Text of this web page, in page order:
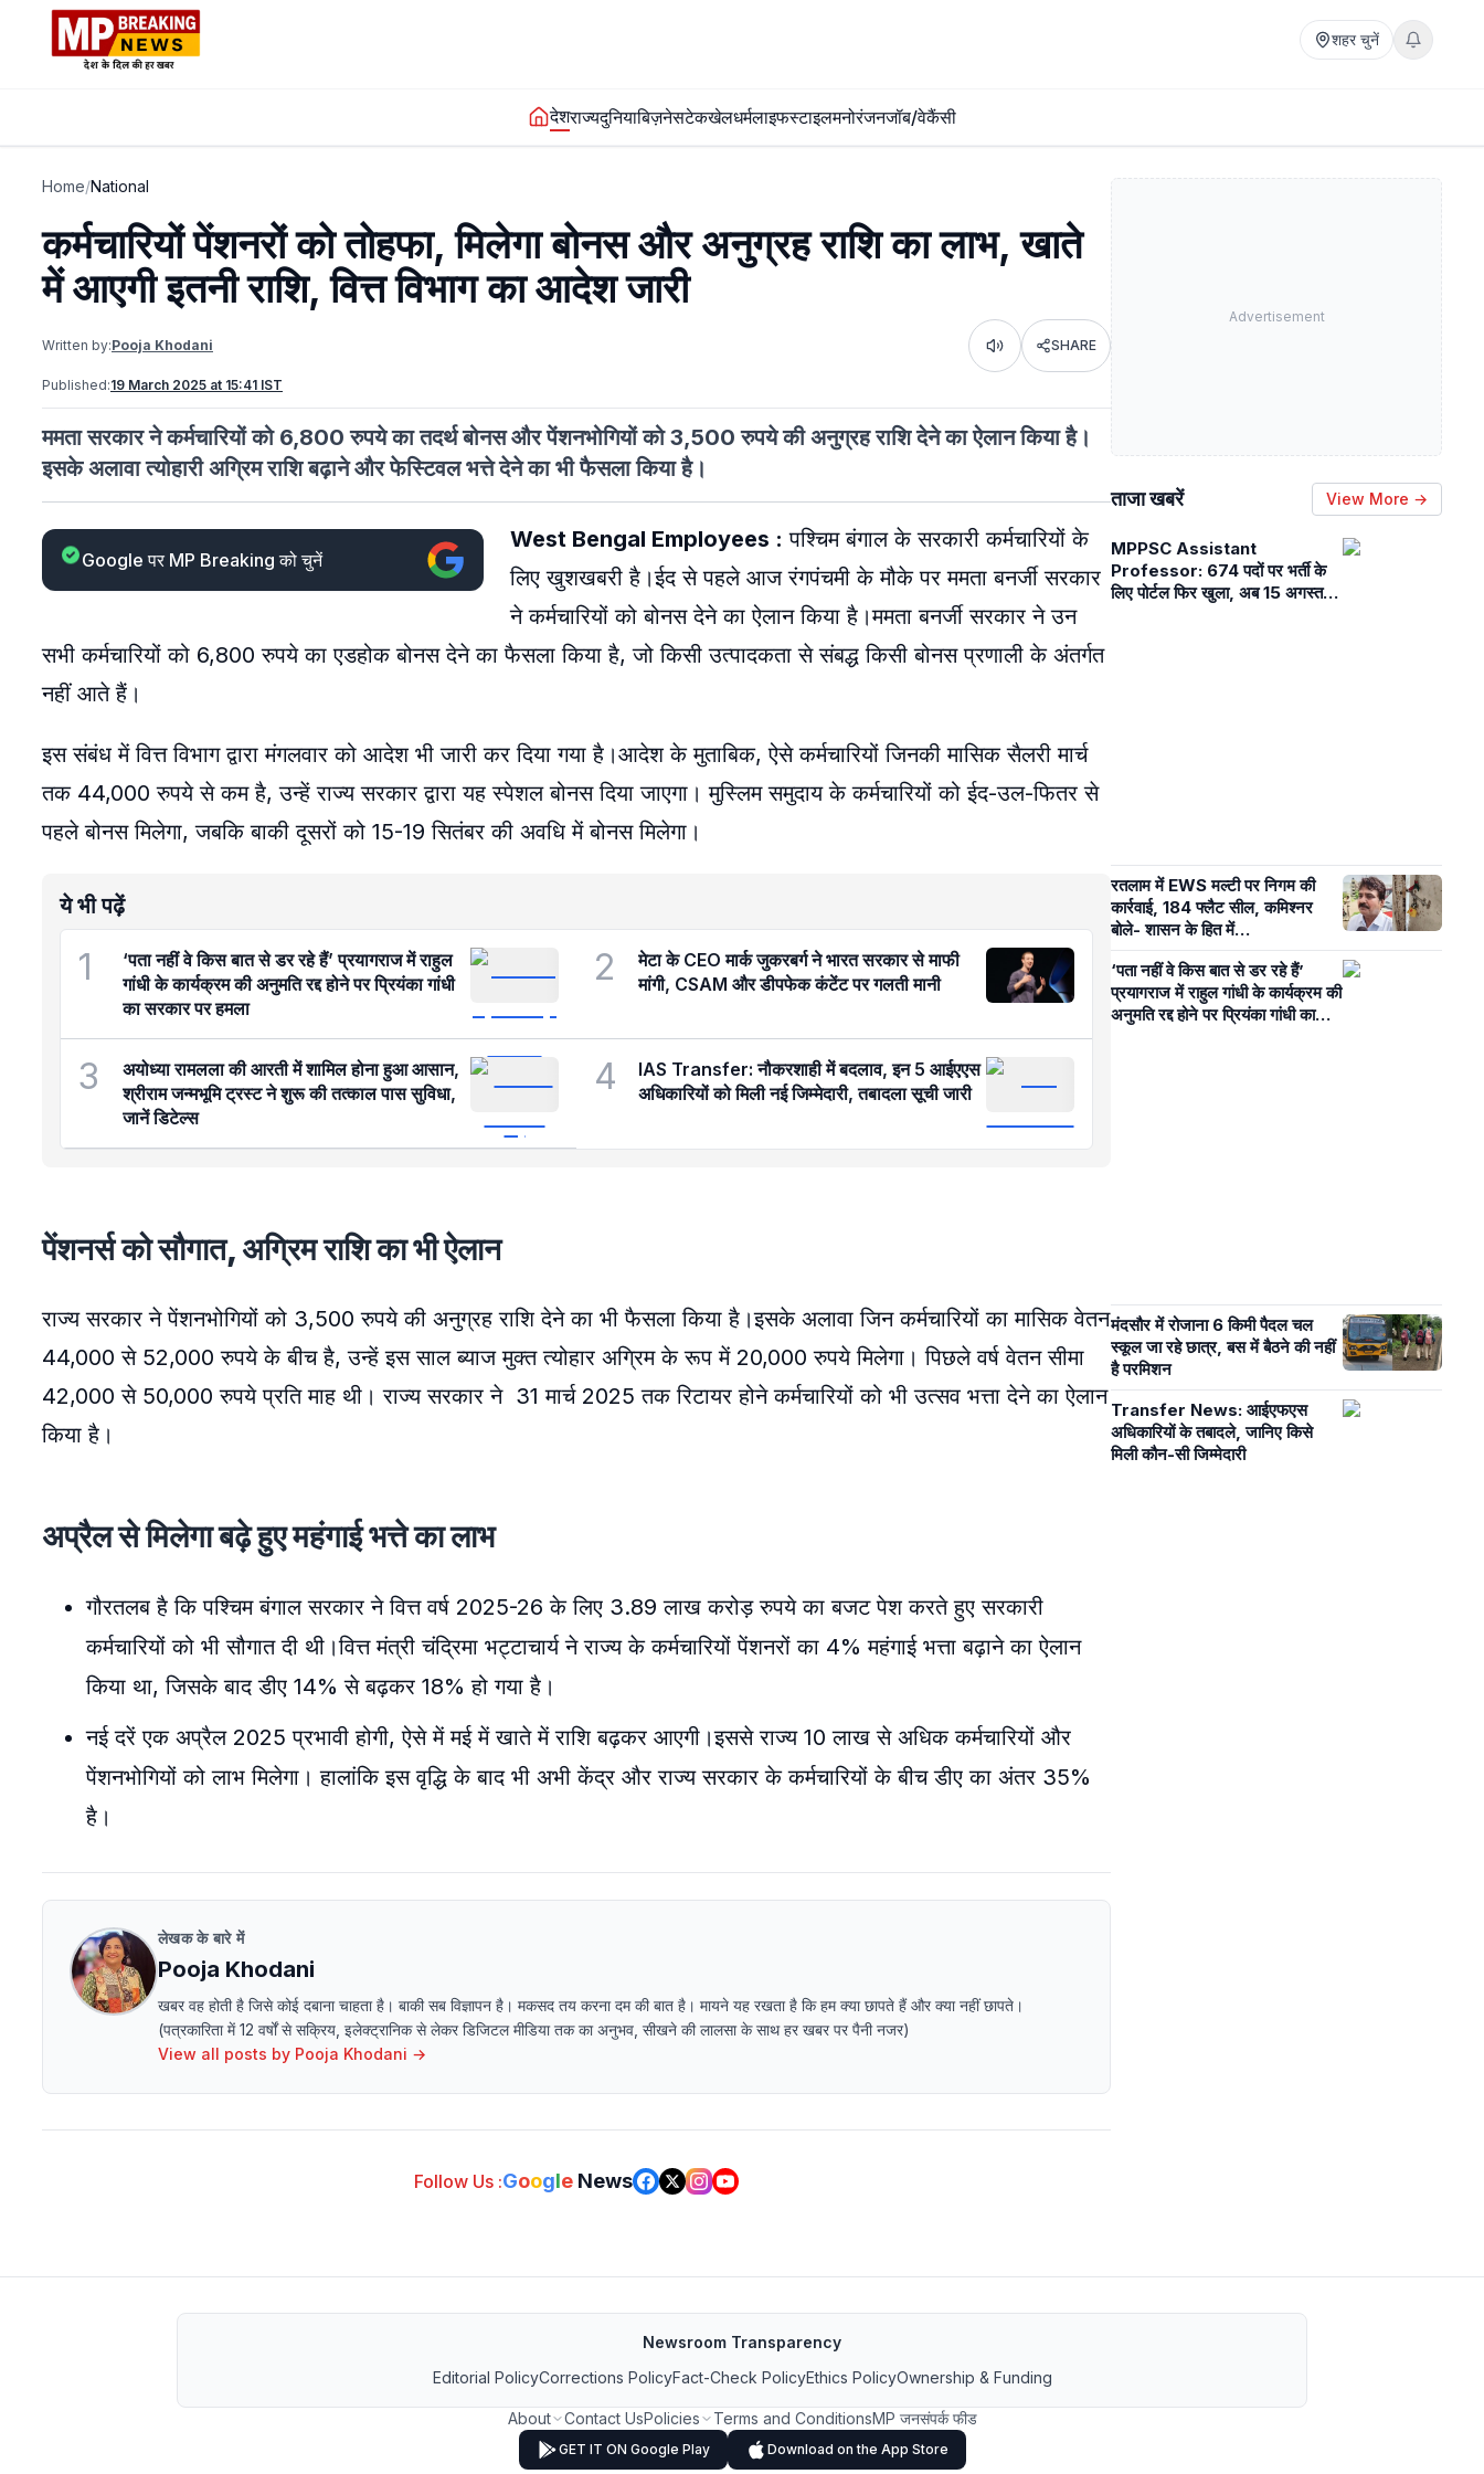
शहर चुनें
देशराज्यदुनियाबिज़नेसटेकखेलधर्मलाइफस्टाइलमनोरंजनजॉब/वेकैंसी
Home/National
कर्मचारियों पेंशनरों को तोहफा, मिलेगा बोनस और अनुग्रह राशि का लाभ, खाते
में आएगी इतनी राशि, वित्त विभाग का आदेश जारी
Written by:Pooja Khodani Listen SHARE
Published:19 March 2025 at 15:41 IST
ममता सरकार ने कर्मचारियों को 6,800 रुपये का तदर्थ बोनस और पेंशनभोगियों को 3,500 रुपये की अनुग्रह राशि देने का ऐलान किया है।
इसके अलावा त्योहारी अग्रिम राशि बढ़ाने और फेस्टिवल भत्ते देने का भी फैसला किया है।
Google पर MP Breaking को चुनें
West Bengal Employees : पश्चिम बंगाल के सरकारी कर्मचारियों के
लिए खुशखबरी है।ईद से पहले आज रंगपंचमी के मौके पर ममता बनर्जी सरकार
ने कर्मचारियों को बोनस देने का ऐलान किया है।ममता बनर्जी सरकार ने उन
सभी कर्मचारियों को 6,800 रुपये का एडहोक बोनस देने का फैसला किया है, जो किसी उत्पादकता से संबद्ध किसी बोनस प्रणाली के अंतर्गत
नहीं आते हैं।
इस संबंध में वित्त विभाग द्वारा मंगलवार को आदेश भी जारी कर दिया गया है।आदेश के मुताबिक, ऐसे कर्मचारियों जिनकी मासिक सैलरी मार्च
तक 44,000 रुपये से कम है, उन्हें राज्य सरकार द्वारा यह स्पेशल बोनस दिया जाएगा। मुस्लिम समुदाय के कर्मचारियों को ईद-उल-फितर से
पहले बोनस मिलेगा, जबकि बाकी दूसरों को 15-19 सितंबर की अवधि में बोनस मिलेगा।
ये भी पढ़ें
1
‘पता नहीं वे किस बात से डर रहे हैं’ प्रयागराज में राहुल
गांधी के कार्यक्रम की अनुमति रद्द होने पर प्रियंका गांधी
का सरकार पर हमला
2
मेटा के CEO मार्क जुकरबर्ग ने भारत सरकार से माफी
मांगी, CSAM और डीपफेक कंटेंट पर गलती मानी
3
अयोध्या रामलला की आरती में शामिल होना हुआ आसान,
श्रीराम जन्मभूमि ट्रस्ट ने शुरू की तत्काल पास सुविधा,
जानें डिटेल्स
4
IAS Transfer: नौकरशाही में बदलाव, इन 5 आईएएस
अधिकारियों को मिली नई जिम्मेदारी, तबादला सूची जारी
पेंशनर्स को सौगात, अग्रिम राशि का भी ऐलान
राज्य सरकार ने पेंशनभोगियों को 3,500 रुपये की अनुग्रह राशि देने का भी फैसला किया है।इसके अलावा जिन कर्मचारियों का मासिक वेतन
44,000 से 52,000 रुपये के बीच है, उन्हें इस साल ब्याज मुक्त त्योहार अग्रिम के रूप में 20,000 रुपये मिलेगा। पिछले वर्ष वेतन सीमा
42,000 से 50,000 रुपये प्रति माह थी। राज्य सरकार ने 31 मार्च 2025 तक रिटायर होने कर्मचारियों को भी उत्सव भत्ता देने का ऐलान
किया है।
अप्रैल से मिलेगा बढ़े हुए महंगाई भत्ते का लाभ
गौरतलब है कि पश्चिम बंगाल सरकार ने वित्त वर्ष 2025-26 के लिए 3.89 लाख करोड़ रुपये का बजट पेश करते हुए सरकारी
कर्मचारियों को भी सौगात दी थी।वित्त मंत्री चंद्रिमा भट्टाचार्य ने राज्य के कर्मचारियों पेंशनरों का 4% महंगाई भत्ता बढ़ाने का ऐलान
किया था, जिसके बाद डीए 14% से बढ़कर 18% हो गया है।
नई दरें एक अप्रैल 2025 प्रभावी होगी, ऐसे में मई में खाते में राशि बढ़कर आएगी।इससे राज्य 10 लाख से अधिक कर्मचारियों और
पेंशनभोगियों को लाभ मिलेगा। हालांकि इस वृद्धि के बाद भी अभी केंद्र और राज्य सरकार के कर्मचारियों के बीच डीए का अंतर 35%
है।
लेखक के बारे में
Pooja Khodani
खबर वह होती है जिसे कोई दबाना चाहता है। बाकी सब विज्ञापन है। मकसद तय करना दम की बात है। मायने यह रखता है कि हम क्या छापते हैं और क्या नहीं छापते।
(पत्रकारिता में 12 वर्षों से सक्रिय, इलेक्ट्रानिक से लेकर डिजिटल मीडिया तक का अनुभव, सीखने की लालसा के साथ हर खबर पर पैनी नजर)
View all posts by Pooja Khodani →
Follow Us :Google News
Advertisement
ताजा खबरें View More →
MPPSC Assistant
Professor: 674 पदों पर भर्ती के
लिए पोर्टल फिर खुला, अब 15 अगस्त
रतलाम में EWS मल्टी पर निगम की
कार्रवाई, 184 फ्लैट सील, कमिश्नर
बोले- शासन के हित में…
‘पता नहीं वे किस बात से डर रहे हैं’
प्रयागराज में राहुल गांधी के कार्यक्रम की
अनुमति रद्द होने पर प्रियंका गांधी का
मंदसौर में रोजाना 6 किमी पैदल चल
स्कूल जा रहे छात्र, बस में बैठने की नहीं
है परमिशन
Transfer News: आईएफएस
अधिकारियों के तबादले, जानिए किसे
मिली कौन-सी जिम्मेदारी
Newsroom Transparency
Editorial PolicyCorrections PolicyFact-Check PolicyEthics PolicyOwnership & Funding
About Contact UsPolicies Terms and ConditionsMP जनसंपर्क फीड
GET IT ON Google Play Download on the App Store